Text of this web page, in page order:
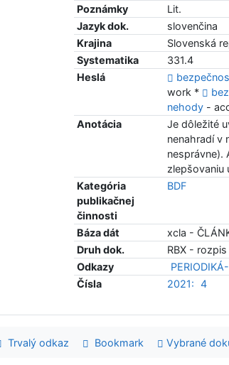
Poznámky
Lit.
Jazyk dok.
slovenčina
Krajina
Slovenská
Systematika
331.4
Heslá
work *
nehody -
Anotácia
Je dôležité
nenahradí v
nesprávne).
zlepšovaniu
Kategória
publikačnej
činnosti
BDF
Báza dát
xcla -
Druh dok.
RBX -
Odkazy
Čísla
2021: 4
Trvalý odkaz Bookmark Vybrané